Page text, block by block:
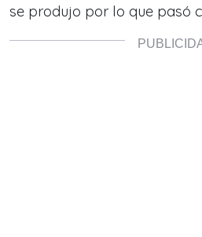
se produjo por lo que pasó